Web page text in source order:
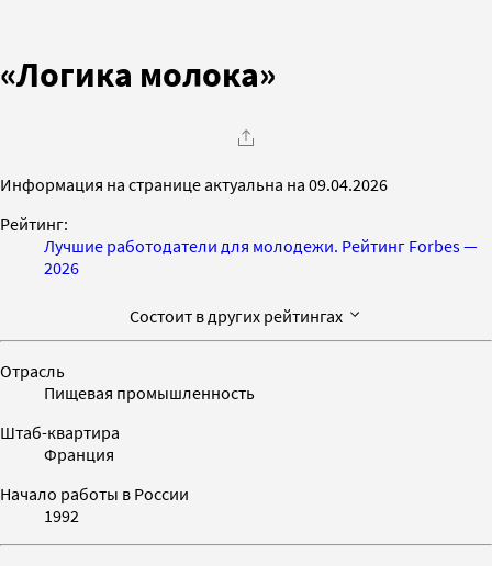
«Логика молока»
Информация на странице актуальна на 09.04.2026
Рейтинг:
Лучшие работодатели для молодежи. Рейтинг Forbes —
2026
Состоит в других рейтингах
Отрасль
Пищевая промышленность
Штаб-квартира
Франция
Начало работы в России
1992